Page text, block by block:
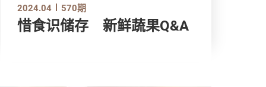
2024.04 570期
惜食识储存 新鲜蔬果Q&A